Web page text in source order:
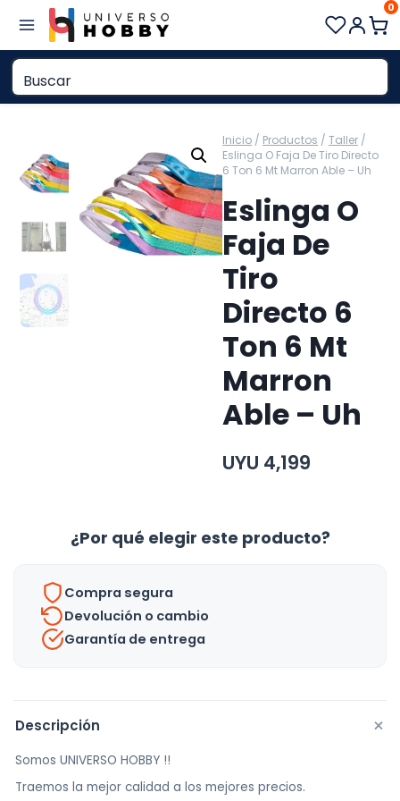
contenido
0
Inicio / Productos / Taller /
Eslinga O Faja De Tiro Directo
6 Ton 6 Mt Marron Able – Uh
Eslinga O
Faja De
Tiro
Directo 6
Ton 6 Mt
Marron
Able – Uh
UYU 4,199
¿Por qué elegir este producto?
Compra segura
Devolución o cambio
Garantía de entrega
Descripción +
Somos UNIVERSO HOBBY !!
Traemos la mejor calidad a los mejores precios.